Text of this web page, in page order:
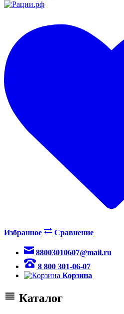
Избранное Сравнение
88003010607@mail.ru
8 800 301-06-07
Корзина
Каталог